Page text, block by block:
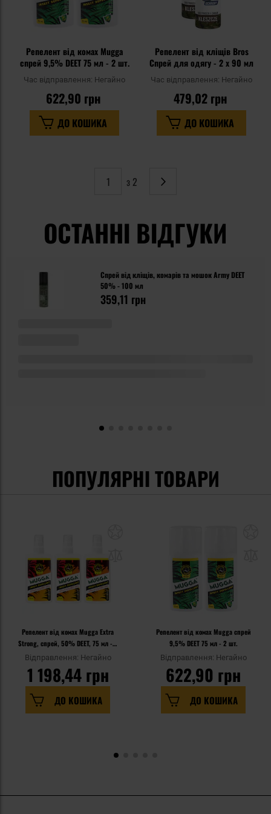
Репелент від комах Mugga
спрей 9,5% DEET 75 мл - 2 шт.
Час відправлення: Негайно
622,90 грн
ДО КОШИКА
Репелент від кліщів Bros
Спрей для одягу - 2 x 90 мл
Час відправлення: Негайно
479,02 грн
ДО КОШИКА
з 2
Сторінка
Наступне
ОСТАННІ ВІДГУКИ
Спрей від кліщів, комарів та мошок Army DEET
50% - 100 мл
359,11 грн
ПОПУЛЯРНІ ТОВАРИ
Репелент від комах Mugga Extra
Strong, спрей, 50% DEET, 75 мл - 3
шт.
Відправлення: Негайно
1 198,44 грн
ДО КОШИКА
Репелент від комах Mugga спрей
9,5% DEET 75 мл - 2 шт.
Відправлення: Негайно
622,90 грн
ДО КОШИКА